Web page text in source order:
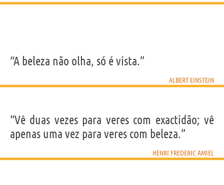
“A beleza não olha, só é vista.”
ALBERT EINSTEIN
“Vê duas vezes para veres com exactidão; vê
apenas uma vez para veres com beleza.”
HENRI FREDERIC AMIEL